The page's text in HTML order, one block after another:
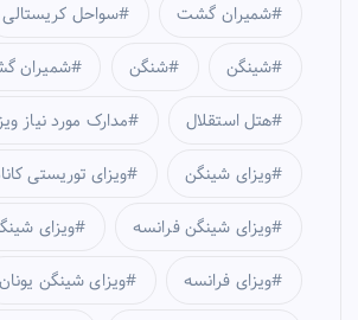
سواحل کریستالی شمیران گشت
شمیران شنگن شینگن
مدارک مورد نیاز هتل استقلال
ویزای توریستی ویزای شینگن
ویزای شینگن ویزای شینگن فرانسه
ویزای شینگن یونان ویزای فرانسه